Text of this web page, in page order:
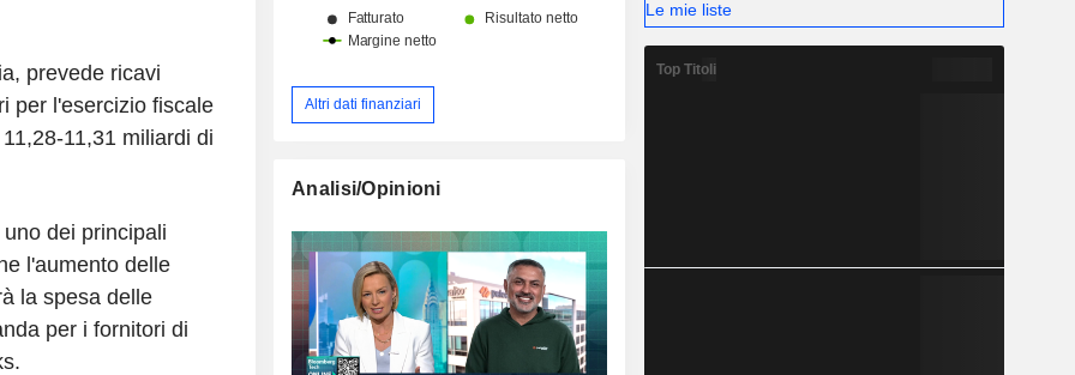
prevede ricavi
per l'esercizio fiscale
11,31 miliardi di
dei principali
l'aumento delle
la spesa delle
per i fornitori di
Altri dati finanziari
Analisi/Opinioni
Le mie liste
Top Titoli